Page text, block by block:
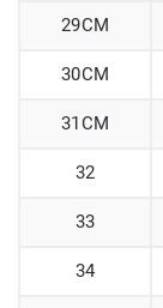
29CM
30CM
31CM
32
33
34